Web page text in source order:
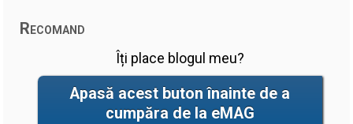
Recomand
Îți place blogul meu?
Apasă acest buton înainte de a
cumpăra de la eMAG